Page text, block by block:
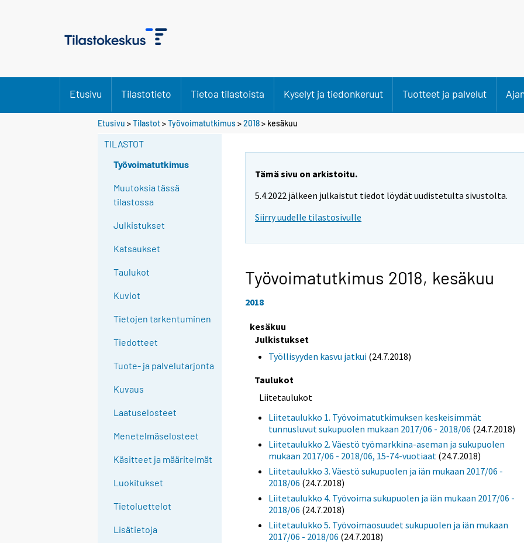
Etusivu Tilastotieto Tietoa tilastoista Kyselyt ja tiedonkeruut Tuotteet ja palvelut
Etusivu >Tilastot>Työvoimatutkimus>2018> kesäkuu
TILASTOT
Työvoimatutkimus
Muutoksia tässä
tilastossa
Julkistukset
Katsaukset
Taulukot
Kuviot
Tietojen tarkentuminen
Tiedotteet
Tuote- ja palvelutarjonta
Kuvaus
Laatuselosteet
Menetelmäselosteet
Käsitteet ja määritelmät
Luokitukset
Tietoluettelot
Lisätietoja
Tämä sivu on arkistoitu.
5.4.2022 jälkeen julkaistut tiedot löydät uudistetulta sivustolta.
Siirry uudelle tilastosivulle
Työvoimatutkimus 2018, kesäkuu
2018
kesäkuu
Julkistukset
Työllisyyden kasvu jatkui (24.7.2018)
Taulukot
Liitetaulukot
Liitetaulukko 1. Työvoimatutkimuksen keskeisimmät
tunnusluvut sukupuolen mukaan 2017/06 - 2018/06 (24.7.2018)
Liitetaulukko 2. Väestö työmarkkina-aseman ja sukupuolen
mukaan 2017/06 - 2018/06, 15-74-vuotiaat (24.7.2018)
Liitetaulukko 3. Väestö sukupuolen ja iän mukaan 2017/06 -
2018/06 (24.7.2018)
Liitetaulukko 4. Työvoima sukupuolen ja iän mukaan 2017/06 -
2018/06 (24.7.2018)
Liitetaulukko 5. Työvoimaosuudet sukupuolen ja iän mukaan
2017/06 - 2018/06 (24.7.2018)